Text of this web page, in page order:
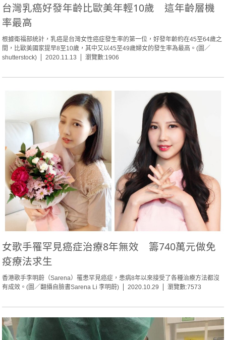
台灣乳癌好發年齡比歐美年輕10歲 這年齡層機
率最高
根據衛福部統計，乳癌是台灣女性癌症發生率的第一位，好發年齡約在45至64歲之
間，比歐美國家提早8至10歲，其中又以45至49歲婦女的發生率為最高。(圖／
shutterstock)
2020.11.13 瀏覽數:1906
女歌手罹罕見癌症治療8年無效 籌740萬元做免
疫療法求生
香港歌手李明蔚（Sarena）罹患罕見癌症，患病8年以來接受了各種治療方法都沒
有成效。(圖／翻攝自臉書Sarena Li 李明蔚)
2020.10.29 瀏覽數:7573